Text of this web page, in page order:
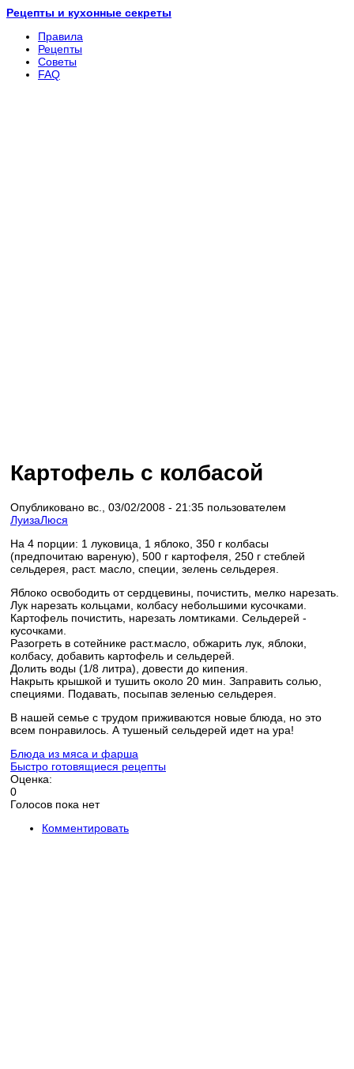
Рецепты и кухонные секреты
Правила
Рецепты
Советы
FAQ
Картофель с колбасой
Опубликовано вс., 03/02/2008 - 21:35 пользователем
ЛуизаЛюся
На 4 порции: 1 луковица, 1 яблоко, 350 г колбасы
(предпочитаю вареную), 500 г картофеля, 250 г стеблей
сельдерея, раст. масло, специи, зелень сельдерея.
Яблоко освободить от сердцевины, почистить, мелко нарезать.
Лук нарезать кольцами, колбасу небольшими кусочками.
Картофель почистить, нарезать ломтиками. Сельдерей -
кусочками.
Разогреть в сотейнике раст.масло, обжарить лук, яблоки,
колбасу, добавить картофель и сельдерей.
Долить воды (1/8 литра), довести до кипения.
Накрыть крышкой и тушить около 20 мин. Заправить солью,
специями. Подавать, посыпав зеленью сельдерея.
В нашей семье с трудом приживаются новые блюда, но это
всем понравилось. А тушеный сельдерей идет на ура!
Блюда из мяса и фарша
Быстро готовящиеся рецепты
Оценка:
0
Голосов пока нет
Комментировать